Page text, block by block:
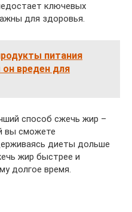
ключевых
для здоровья.
питания
вреден для
способ сжечь жир –
вы сможете
диеты дольше
жир быстрее и
долгое время.